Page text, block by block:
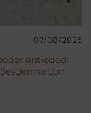
antiedad:
con
07/08/2025